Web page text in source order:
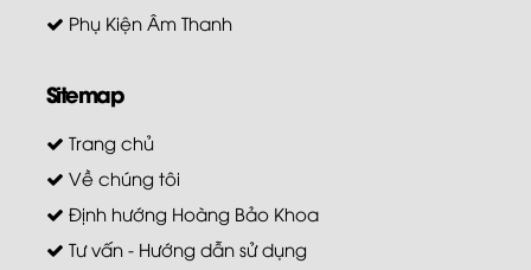
Phụ Kiện Âm Thanh
Sitemap
Trang chủ
Về chúng tôi
Định hướng Hoàng Bảo Khoa
Tư vấn - Hướng dẫn sử dụng